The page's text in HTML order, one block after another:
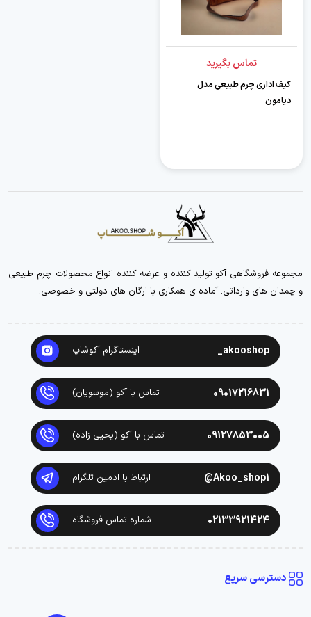
تماس بگیرید
کیف اداری چرم طبیعی مدل
دیامون
مجموعه فروشگاهی آکو تولید کننده و عرضه کننده انواع محصولات چرم طبیعی
و چمدان های وارداتی. آماده ی همکاری با ارگان های دولتی و خصوصی.
akooshop_ اینستاگرام آکوشاپ
09017216831 تماس با آکو (موسویان)
09127853005 تماس با آکو (یحیی زاده)
Akoo_shop1@ ارتباط با ادمین تلگرام
02133921424 شماره تماس فروشگاه
دسترسی سریع